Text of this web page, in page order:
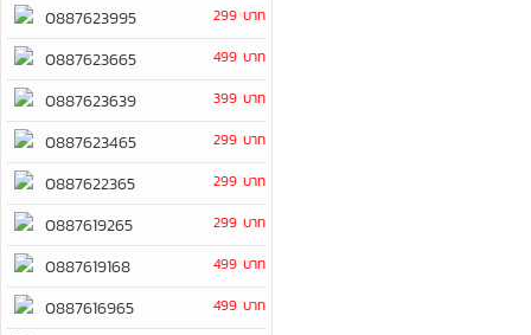
0887623995 299 บาท
0887623665 499 บาท
0887623639 399 บาท
0887623465 299 บาท
0887622365 299 บาท
0887619265 299 บาท
0887619168 499 บาท
0887616965 499 บาท